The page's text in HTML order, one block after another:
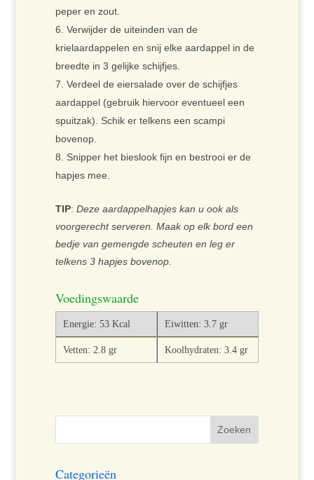
peper en zout.
Verwijder de uiteinden van de
krielaardappelen en snij elke aardappel in de
breedte in 3 gelijke schijfjes.
Verdeel de eiersalade over de schijfjes
aardappel (gebruik hiervoor eventueel een
spuitzak). Schik er telkens een scampi
bovenop.
Snipper het bieslook fijn en bestrooi er de
hapjes mee.
TIP: Deze aardappelhapjes kan u ook als
voorgerecht serveren. Maak op elk bord een
bedje van gemengde scheuten en leg er
telkens 3 hapjes bovenop.
Voedingswaarde
Energie: 53 Kcal Eiwitten: 3.7 gr
Vetten: 2.8 gr Koolhydraten: 3.4 gr
Categorieën